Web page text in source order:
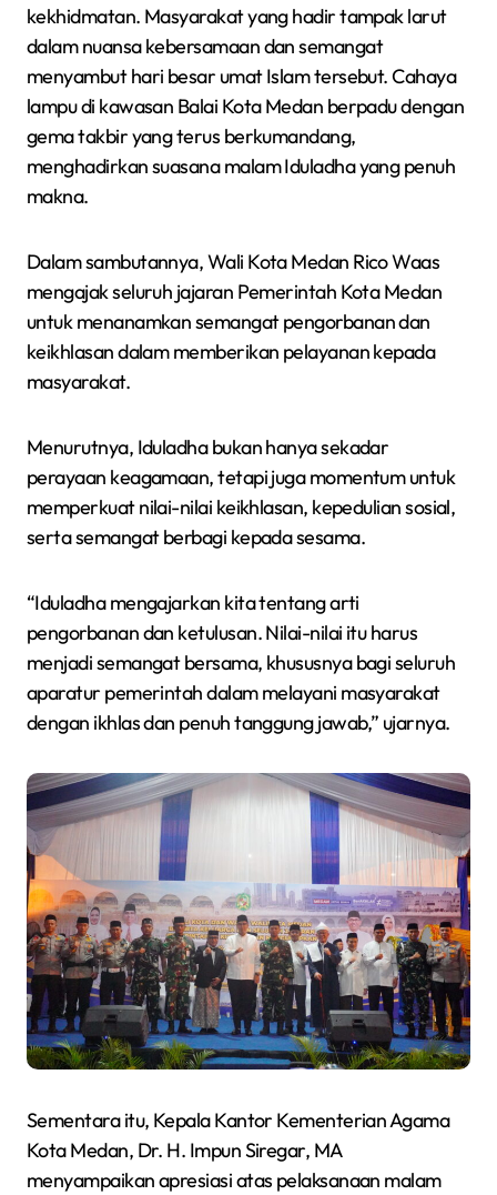
kekhidmatan. Masyarakat yang hadir tampak larut
dalam nuansa kebersamaan dan semangat
menyambut hari besar umat Islam tersebut. Cahaya
lampu di kawasan Balai Kota Medan berpadu dengan
gema takbir yang terus berkumandang,
menghadirkan suasana malam Iduladha yang penuh
makna.
Dalam sambutannya, Wali Kota Medan Rico Waas
mengajak seluruh jajaran Pemerintah Kota Medan
untuk menanamkan semangat pengorbanan dan
keikhlasan dalam memberikan pelayanan kepada
masyarakat.
Menurutnya, Iduladha bukan hanya sekadar
perayaan keagamaan, tetapi juga momentum untuk
memperkuat nilai-nilai keikhlasan, kepedulian sosial,
serta semangat berbagi kepada sesama.
“Iduladha mengajarkan kita tentang arti
pengorbanan dan ketulusan. Nilai-nilai itu harus
menjadi semangat bersama, khususnya bagi seluruh
aparatur pemerintah dalam melayani masyarakat
dengan ikhlas dan penuh tanggung jawab,” ujarnya.
Sementara itu, Kepala Kantor Kementerian Agama
Kota Medan, Dr. H. Impun Siregar, MA
menyampaikan apresiasi atas pelaksanaan malam